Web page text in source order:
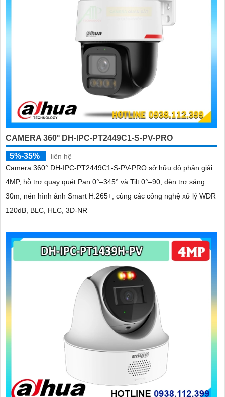
CAMERA 360° DH-IPC-PT2449C1-S-PV-PRO
5%-35%
liên hệ
Camera 360° DH-IPC-PT2449C1-S-PV-PRO sở hữu độ phân giải
4MP, hỗ trợ quay quét Pan 0°–345° và Tilt 0°–90, đèn trợ sáng
30m, nén hình ảnh Smart H.265+, cùng các công nghệ xử lý WDR
120dB, BLC, HLC, 3D-NR